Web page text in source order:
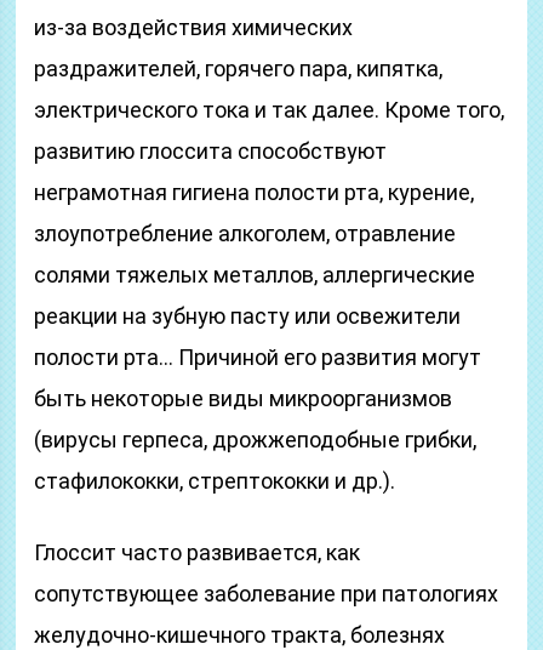
из-за воздействия химических
раздражителей, горячего пара, кипятка,
электрического тока и так далее. Кроме того,
развитию глоссита способствуют
неграмотная гигиена полости рта, курение,
злоупотребление алкоголем, отравление
солями тяжелых металлов, аллергические
реакции на зубную пасту или освежители
полости рта… Причиной его развития могут
быть некоторые виды микроорганизмов
(вирусы герпеса, дрожжеподобные грибки,
стафилококки, стрептококки и др.).
Глоссит часто развивается, как
сопутствующее заболевание при патологиях
желудочно-кишечного тракта, болезнях